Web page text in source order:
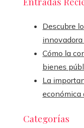
Descubre
Cómo la
bienes
La
económica
Categorías